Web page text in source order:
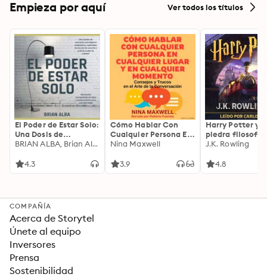
Empieza por aquí Ver todos los títulos
El Poder de Estar Solo:
Una Dosis de
Motivación
Ideas Revolucionarias
BRIAN ALBA, Brian Alba
4.3
Cómo Hablar Con
Cualquier Persona En
Cualquier Lugar Y En
Nina Maxwell
3.9
Harry Potter y
piedra filosofal
J.K. Rowling
4.8
COMPAÑÍA
Acerca de Storytel
Únete al equipo
Inversores
Prensa
Sostenibilidad